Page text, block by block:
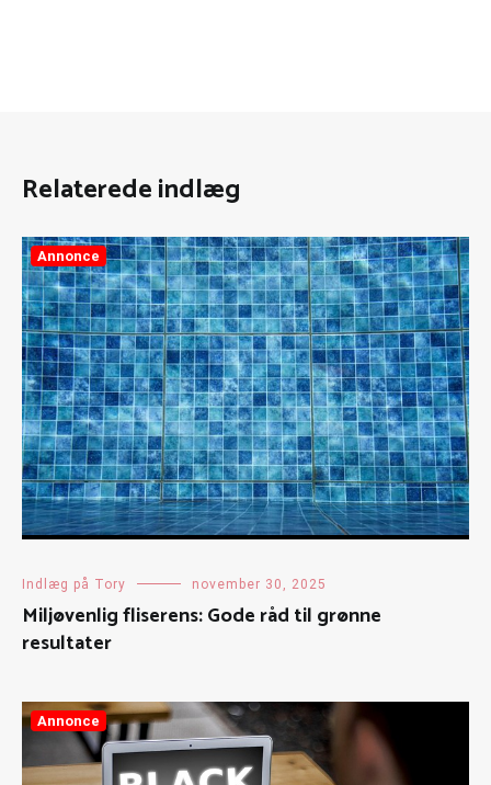
Relaterede indlæg
Annonce
Indlæg på Tory november 30, 2025
Miljøvenlig fliserens: Gode råd til grønne
resultater
Annonce